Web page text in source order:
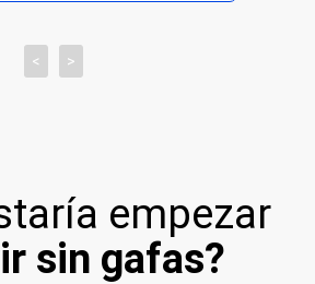
< >
empezar
sin gafas?